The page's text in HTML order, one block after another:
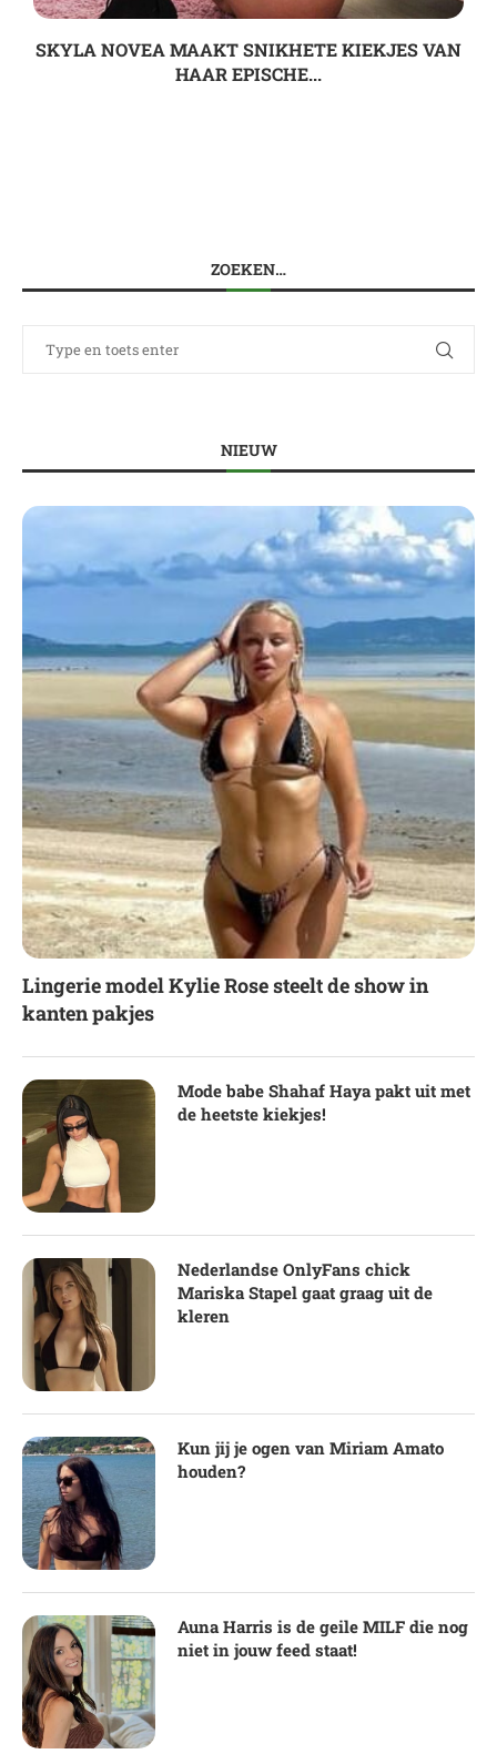
SKYLA NOVEA MAAKT SNIKHETE KIEKJES VAN
HAAR EPISCHE...
ZOEKEN…
NIEUW
Lingerie model Kylie Rose steelt de show in
kanten pakjes
Mode babe Shahaf Haya pakt uit met
de heetste kiekjes!
Nederlandse OnlyFans chick
Mariska Stapel gaat graag uit de
kleren
Kun jij je ogen van Miriam Amato
houden?
Auna Harris is de geile MILF die nog
niet in jouw feed staat!